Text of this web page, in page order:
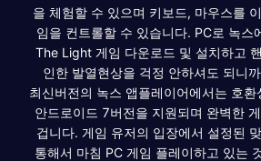
을 체험할 수 있으며 키보드, 마우스를
임을 컨트롤할 수 있습니다. PC로 녹스
The Light 게임 다운로드 및 설치하고
인한 발열현상을 걱정 안하셔도 되니
최신버전의 녹스 앱플레이어에서는 호
안드로이드 7버전을 지원되며 완벽한
겁니다. 게임 유저의 입장에서 설정된
통해서 마침 PC 게임 플레이하고 있는